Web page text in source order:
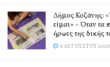
Δήμος Κοζάνης:
είμαι» – Όταν τα
ήρωες της δικής
6 ΑΥΓΟΎΣΤΟΥ 2026